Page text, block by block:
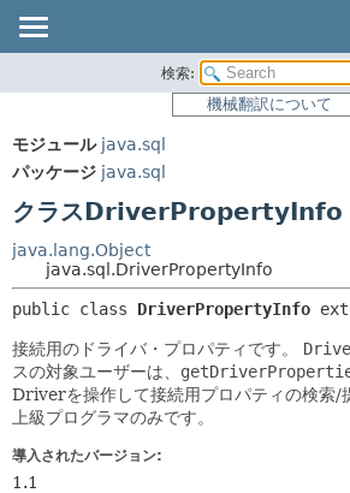
パッケージ
使用
ツリー
プレビュー
新規
非推奨
索引
ヘルプ
サマリー:
ネス
メソ
フィ
コン
メソ
検索:
機械翻訳について
モジュール java.sql
パッケージ java.sql
クラスDriverPropertyInfo
java.lang.Object
java.sql.DriverPropertyInfo
public class DriverPropertyInfo
接続用のドライバ・プロパティです。
スの対象ユーザーは、
Driverを操作して接続用プロパティの検索/
上級プログラマのみです。
導入されたバージョン:
1.1